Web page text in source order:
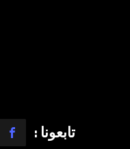
تابعونا :